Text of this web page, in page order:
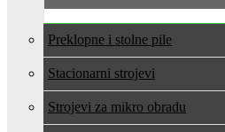
Preklopne i stolne pile
Stacionarni strojevi
Strojevi za mikro obradu